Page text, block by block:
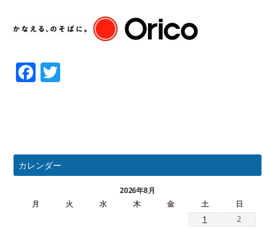
Facebook
カレンダー
2026年8月
月
火 水 木 金 土
日
1
2